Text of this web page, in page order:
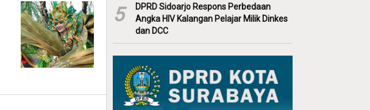
5
DPRD Sidoarjo Respons Perbedaan
Angka HIV Kalangan Pelajar Milik Dinkes
dan DCC